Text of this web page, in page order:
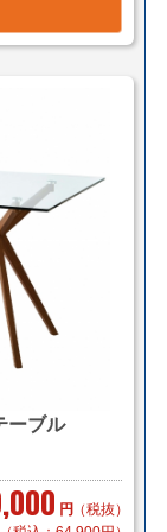
ーブル
円 （税抜）